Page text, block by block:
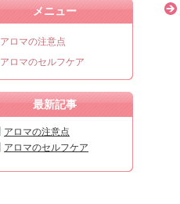
メニュー
アロマの注意点
アロマのセルフケア
最新記事
アロマの注意点
アロマのセルフケア